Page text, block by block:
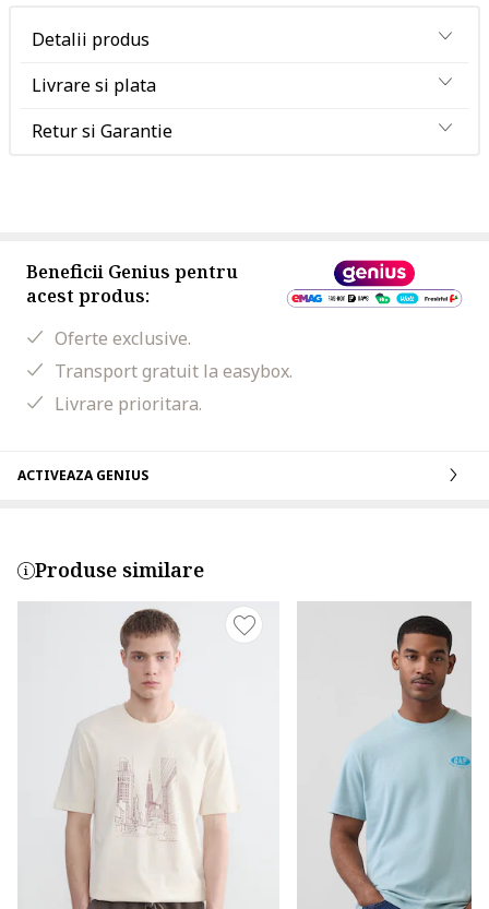
Detalii produs
Livrare si plata
Retur si Garantie
Beneficii Genius pentru
acest produs:
Oferte exclusive.
Transport gratuit la easybox.
Livrare prioritara.
ACTIVEAZA GENIUS
Produse similare